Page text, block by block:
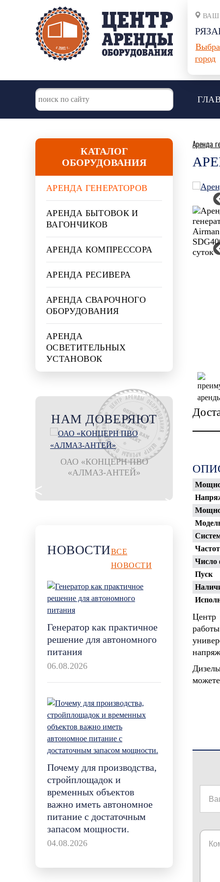
ВАШ
город
КАТАЛОГ
ОБОРУДОВАНИЯ
АРЕНДА ГЕНЕРАТОРОВ
АРЕНДА БЫТОВОК И
ВАГОНЧИКОВ
АРЕНДА КОМПРЕССОРА
АРЕНДА РЕСИВЕРА
АРЕНДА СВАРОЧНОГО
ОБОРУДОВАНИЯ
АРЕНДА
ОСВЕТИТЕЛЬНЫХ
УСТАНОВОК
НАМ ДОВЕРЯЮТ
ОАО «КОНЦЕРН ПВО
«АЛМАЗ-АНТЕЙ»
филиал
Шахтбау
рудника
НОВОСТИВСЕ
НОВОСТИ
Генератор как практичное
решение для автономного
питания
06.08.2026
Почему для производства,
стройплощадок и
временных объектов
важно иметь автономное
питание с достаточным
запасом мощности.
04.08.2026
Аренда
Число
Пуск
Центр